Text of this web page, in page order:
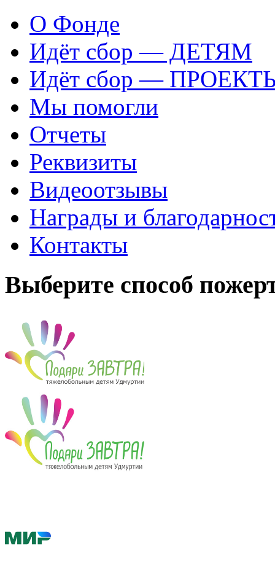
О Фонде
Идёт сбор — ДЕТЯМ
Идёт сбор —
Мы помогли
Отчеты
Реквизиты
Видеоотзывы
Награды и
Контакты
Выберите способ